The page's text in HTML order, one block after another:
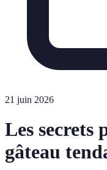
21 juin 2026
Les secrets
gâteau